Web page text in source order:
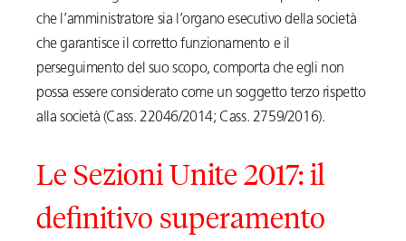
che l’amministratore sia l’organo esecutivo della società
che garantisce il corretto funzionamento e il
perseguimento del suo scopo, comporta che egli non
possa essere considerato come un soggetto terzo rispetto
alla società (Cass. 22046/2014; Cass. 2759/2016).
Le Sezioni Unite 2017: il
definitivo superamento